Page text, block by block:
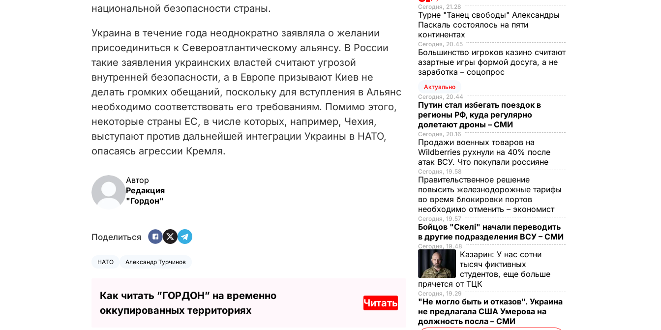
национальной безопасности страны.
Украина в течение года неоднократно заявляла о желании
присоединиться к Североатлантическому альянсу. В России
такие заявления украинских властей считают угрозой
внутренней безопасности, а в Европе призывают Киев не
делать громких обещаний, поскольку для вступления в Альянс
необходимо соответствовать его требованиям. Помимо этого,
некоторые страны ЕС, в числе которых, например, Чехия,
выступают против дальнейшей интеграции Украины в НАТО,
опасаясь агрессии Кремля.
Автор
Редакция
"Гордон"
Поделиться
НАТО Александр Турчинов
Как читать ”ГОРДОН” на временно
оккупированных территориях
Читать
Сегодня, 21.28
Турне "Танец свободы" Александры
Паскаль состоялось на пяти
континентах
Сегодня, 20.45
Большинство игроков казино считают
азартные игры формой досуга, а не
заработка – соцопрос
Актуально
Сегодня, 20.44
Путин стал избегать поездок в
регионы РФ, куда регулярно
долетают дроны – СМИ
Сегодня, 20.16
Продажи военных товаров на
Wildberries рухнули на 40% после
атак ВСУ. Что покупали россияне
Сегодня, 19.58
Правительственное решение
повысить железнодорожные тарифы
во время блокировки портов
необходимо отменить – экономист
Сегодня, 19.57
Бойцов "Скелі" начали переводить
в другие подразделения ВСУ – СМИ
Сегодня, 19.48
Казарин: У нас сотни
тысяч фиктивных
студентов, еще больше
прячется от ТЦК
Сегодня, 19.29
"Не могло быть и отказов". Украина
не предлагала США Умерова на
должность посла – СМИ